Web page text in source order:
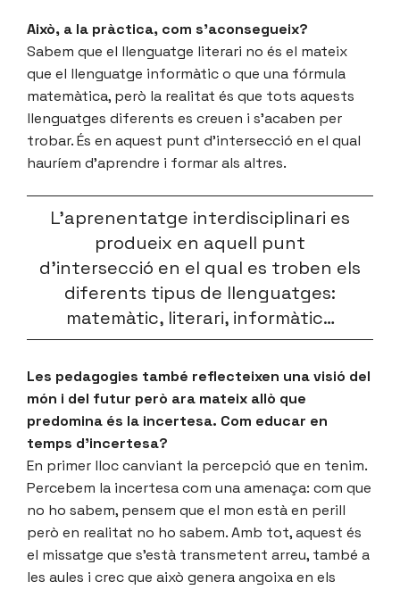
Això, a la pràctica, com s’aconsegueix?
Sabem que el llenguatge literari no és el mateix
que el llenguatge informàtic o que una fórmula
matemàtica, però la realitat és que tots aquests
llenguatges diferents es creuen i s’acaben per
trobar. És en aquest punt d’intersecció en el qual
hauríem d’aprendre i formar als altres.
L’aprenentatge interdisciplinari es
produeix en aquell punt
d’intersecció en el qual es troben els
diferents tipus de llenguatges:
matemàtic, literari, informàtic…
Les pedagogies també reflecteixen una visió del
món i del futur però ara mateix allò que
predomina és la incertesa. Com educar en
temps d’incertesa?
En primer lloc canviant la percepció que en tenim.
Percebem la incertesa com una amenaça: com que
no ho sabem, pensem que el mon està en perill
però en realitat no ho sabem. Amb tot, aquest és
el missatge que s’està transmetent arreu, també a
les aules i crec que això genera angoixa en els